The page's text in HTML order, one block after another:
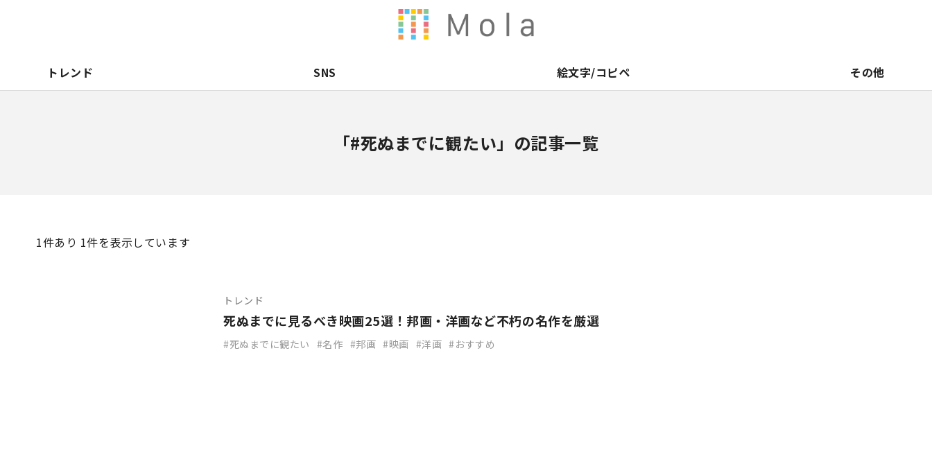
トレンド SNS 絵文字/コピペ その他
「#死ぬまでに観たい」の記事一覧
1件あり 1件を表示しています
トレンド
死ぬまでに見るべき映画25選！邦画・洋画など不朽の名作を厳選
死ぬまでに観たい 名作 邦画 映画 洋画 おすすめ